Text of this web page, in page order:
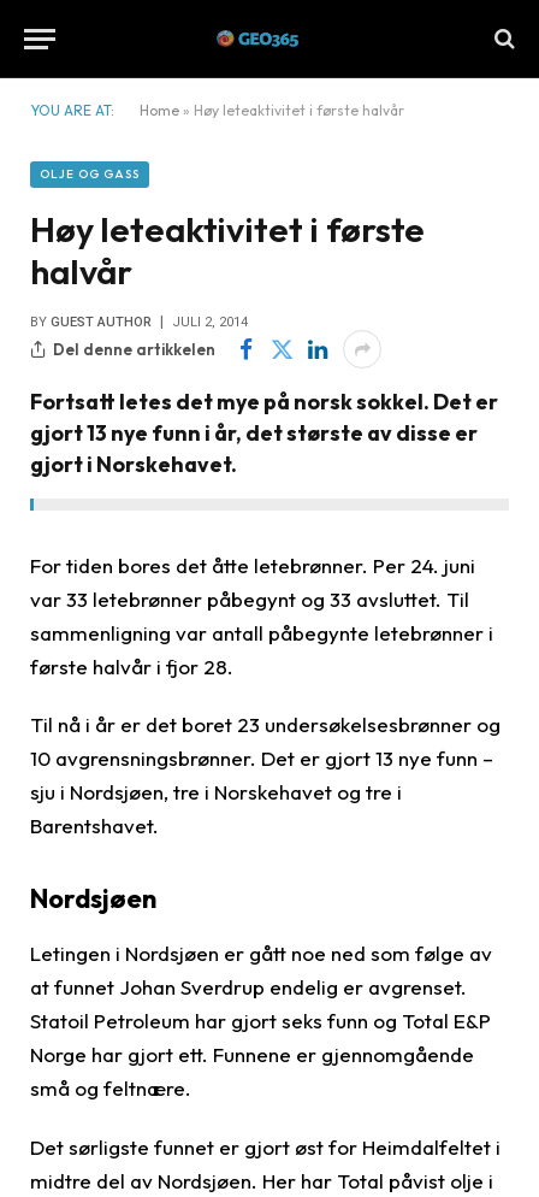
YOU ARE AT: Home » Høy leteaktivitet i første halvår
OLJE OG GASS
Høy leteaktivitet i første
halvår
BY GUEST AUTHOR JULI 2, 2014
Del denne artikkelen
Fortsatt letes det mye på norsk sokkel. Det er
gjort 13 nye funn i år, det største av disse er
gjort i Norskehavet.
For tiden bores det åtte letebrønner. Per 24. juni
var 33 letebrønner påbegynt og 33 avsluttet. Til
sammenligning var antall påbegynte letebrønner i
første halvår i fjor 28.
Til nå i år er det boret 23 undersøkelsesbrønner og
10 avgrensningsbrønner. Det er gjort 13 nye funn –
sju i Nordsjøen, tre i Norskehavet og tre i
Barentshavet.
Nordsjøen
Letingen i Nordsjøen er gått noe ned som følge av
at funnet Johan Sverdrup endelig er avgrenset.
Statoil Petroleum har gjort seks funn og Total E&P
Norge har gjort ett. Funnene er gjennomgående
små og feltnære.
Det sørligste funnet er gjort øst for Heimdalfeltet i
midtre del av Nordsjøen. Her har Total påvist olje i